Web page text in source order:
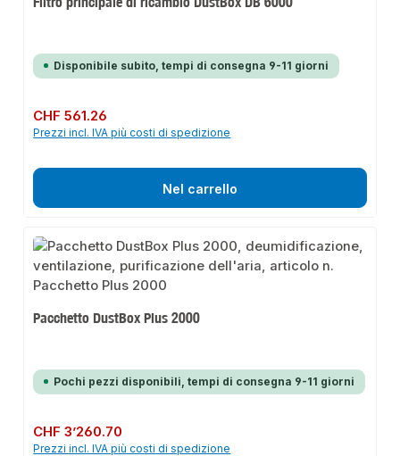
Disponibile subito, tempi di consegna 9-11 giorni
Prezzo normale:
CHF 561.26
Prezzi incl. IVA più costi di spedizione
Nel carrello
Pacchetto DustBox Plus 2000
Pochi pezzi disponibili, tempi di consegna 9-11 giorni
Prezzo normale:
CHF 3’260.70
Prezzi incl. IVA più costi di spedizione